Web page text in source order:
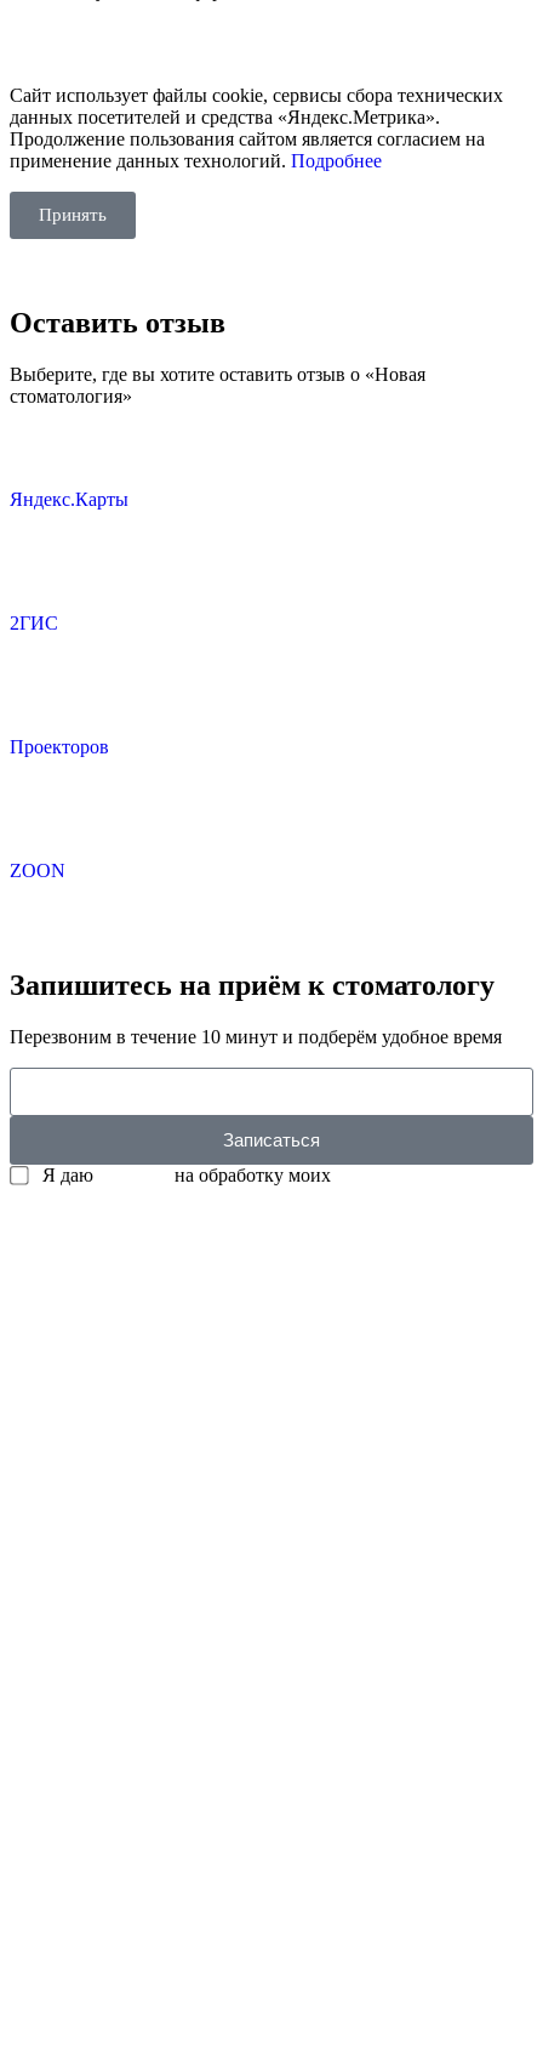
Сайт использует файлы cookie, сервисы сбора технических
данных посетителей и средства «Яндекс.Метрика».
Продолжение пользования сайтом является согласием на
применение данных технологий. Подробнее
Принять
Оставить отзыв
Выберите, где вы хотите оставить отзыв о «Новая
стоматология»
Яндекс.Карты
2ГИС
Проекторов
ZOON
Запишитесь на приём к стоматологу
Перезвоним в течение 10 минут и подберём удобное время
Я даю на обработку моих
Записаться